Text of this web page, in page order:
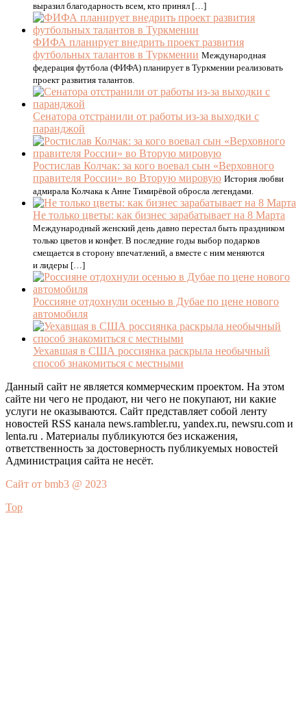
выразил благодарность всем, кто принял […]
ФИФА планирует внедрить проект развития
футбольных талантов в Туркмении Международная
федерация футбола (ФИФА) планирует в Туркмении реализовать
проект развития талантов.
Сенатора отстранили от работы из-за выходки с
паранджой
Ростислав Колчак: за кого воевал сын «Верховного
правителя России» во Вторую мировую История любви
адмирала Колчака к Анне Тимирёвой обросла легендами.
Не только цветы: как бизнес зарабатывает на 8 Марта
Международный женский день давно перестал быть праздником
только цветов и конфет. В последние годы выбор подарков
смещается в сторону впечатлений, а вместе с ним меняются
и лидеры […]
Россияне отдохнули осенью в Дубае по цене нового
автомобиля
Уехавшая в США россиянка раскрыла необычный
способ знакомиться с местными
Данный сайт не является коммерческим проектом. На этом
сайте ни чего не продают, ни чего не покупают, ни какие
услуги не оказываются. Сайт представляет собой ленту
новостей RSS канала news.rambler.ru, yandex.ru, newsru.com и
lenta.ru . Материалы публикуются без искажения,
ответственность за достоверность публикуемых новостей
Администрация сайта не несёт.
Сайт от bmb3 @ 2023
Top